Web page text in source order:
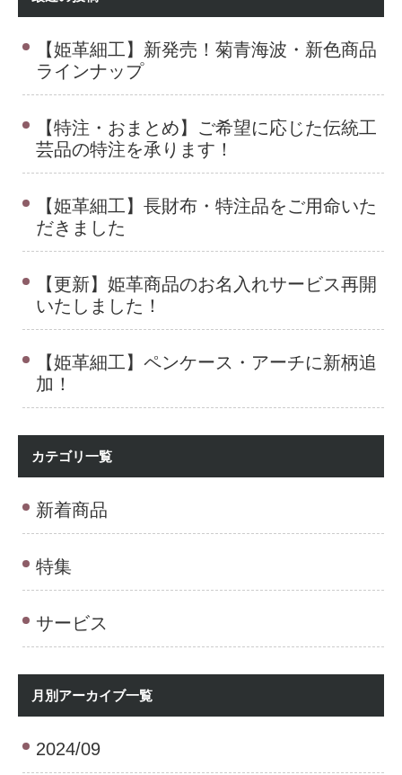
【姫革細工】新発売！菊青海波・新色商品
ラインナップ
【特注・おまとめ】ご希望に応じた伝統工
芸品の特注を承ります！
【姫革細工】長財布・特注品をご用命いた
だきました
【更新】姫革商品のお名入れサービス再開
いたしました！
【姫革細工】ペンケース・アーチに新柄追
加！
カテゴリ一覧
新着商品
特集
サービス
月別アーカイブ一覧
2024/09